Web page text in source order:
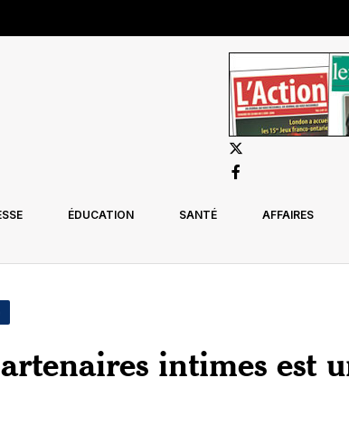
ÉDUCATION SANTÉ AFFAIRES
intimes est